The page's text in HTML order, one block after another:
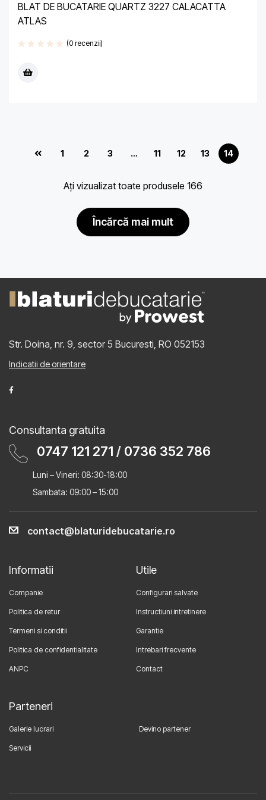
BLAT DE BUCATARIE QUARTZ 3227 CALACATTA
ATLAS
(0 recenzii)
1 2 3 … 11 12 13 14
încărcă mai mult
Ați vizualizat toate produsele 166
Str. Doina, nr. 9, sector 5 Bucuresti, RO 052153
Indicatii de orientare
Consultanta gratuita
0747 121 271 / 0736 352 786
Luni – Vineri: 08:30-18:00
Sambata: 09:00 – 15:00
contact@blaturidebucatarie.ro
Informatii
Companie
Politica de retur
Termeni si conditii
Politica de confidentialitate
ANPC
Utile
Configurari salvate
Instructiuni intretinere
Garantie
Intrebari frecvente
Contact
Parteneri
Galerie lucrari Devino partener
Servicii